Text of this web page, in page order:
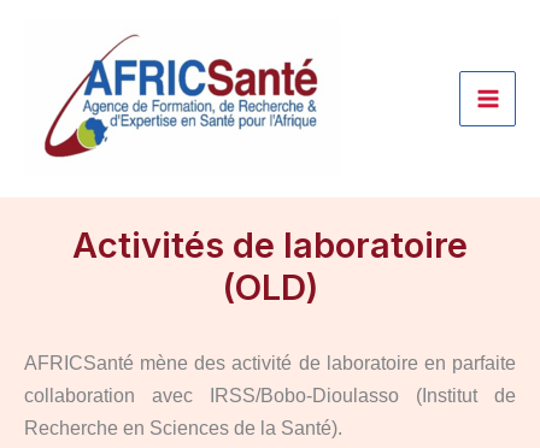
Activités de laboratoire
(OLD)
AFRICSanté mène des activité de laboratoire en parfaite
collaboration avec IRSS/Bobo-Dioulasso (Institut de
Recherche en Sciences de la Santé).